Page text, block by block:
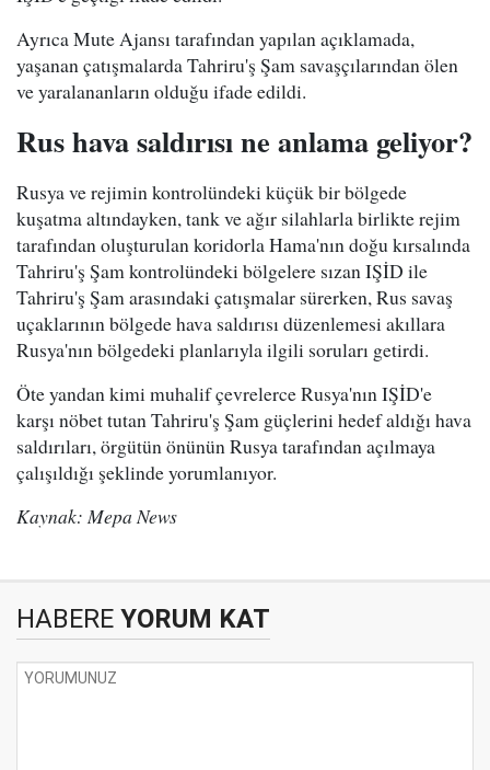
Ayrıca Mute Ajansı tarafından yapılan açıklamada,
yaşanan çatışmalarda Tahriru'ş Şam savaşçılarından ölen
ve yaralananların olduğu ifade edildi.
Rus hava saldırısı ne anlama geliyor?
Rusya ve rejimin kontrolündeki küçük bir bölgede
kuşatma altındayken, tank ve ağır silahlarla birlikte rejim
tarafından oluşturulan koridorla Hama'nın doğu kırsalında
Tahriru'ş Şam kontrolündeki bölgelere sızan IŞİD ile
Tahriru'ş Şam arasındaki çatışmalar sürerken, Rus savaş
uçaklarının bölgede hava saldırısı düzenlemesi akıllara
Rusya'nın bölgedeki planlarıyla ilgili soruları getirdi.
Öte yandan kimi muhalif çevrelerce Rusya'nın IŞİD'e
karşı nöbet tutan Tahriru'ş Şam güçlerini hedef aldığı hava
saldırıları, örgütün önünün Rusya tarafından açılmaya
çalışıldığı şeklinde yorumlanıyor.
Kaynak: Mepa News
HABERE YORUM KAT